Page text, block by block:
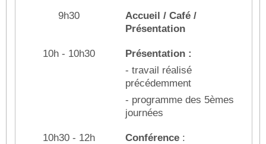
9h30
Accueil / Café /
Présentation
10h - 10h30
Présentation :
- travail réalisé
précédemment
- programme des 5èmes
journées
10h30 - 12h Conférence :